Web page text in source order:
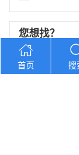
您想找？
江苏郭村新镇
首页 搜